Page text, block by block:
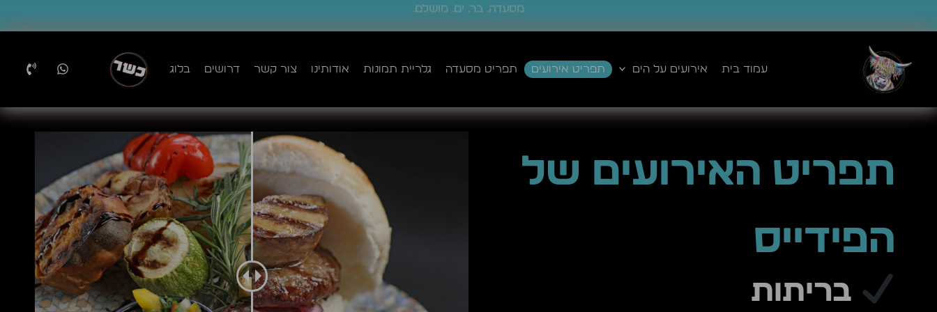
לתוכן
פתוחים עד השעות הקטנות
עמוד בית אירועים על הים תפריט אירועים תפריט מסעדה גלריית תמונות אודותינו צור קשר דרושים בלוג
תפריט האירועים של
הפידייס
בריתות
מסיבות פרטיות